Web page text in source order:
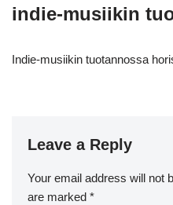
indie-musiikin
Indie-musiikin tuotannossa
Leave a Reply
Your email address will not
are marked *